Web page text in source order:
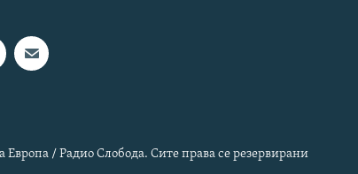
Европа / Радио Слобода. Сите права се резервирани